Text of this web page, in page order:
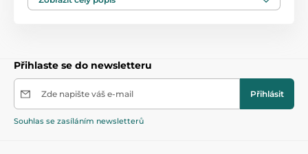
lahvičky.
Přihlaste se do newsletteru
Zde napište váš e-mail Přihlásit
Souhlas se zasíláním newsletterů